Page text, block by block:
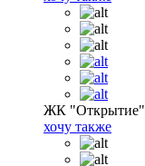
ЖК "Открытие"
хочу также